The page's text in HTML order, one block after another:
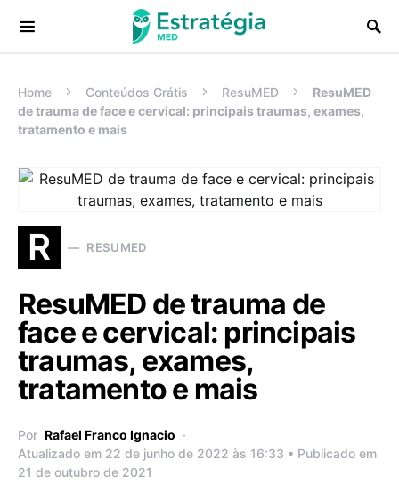
Procurar:
Home Conteúdos Grátis ResuMED
ResuMED
de trauma de face e cervical: principais traumas, exames,
tratamento e mais
R RESUMED
ResuMED de trauma de
face e cervical: principais
traumas, exames,
tratamento e mais
Por Rafael Franco Ignacio
Atualizado em 22 de junho de 2022 às 16:33 • Publicado em
21 de outubro de 2021